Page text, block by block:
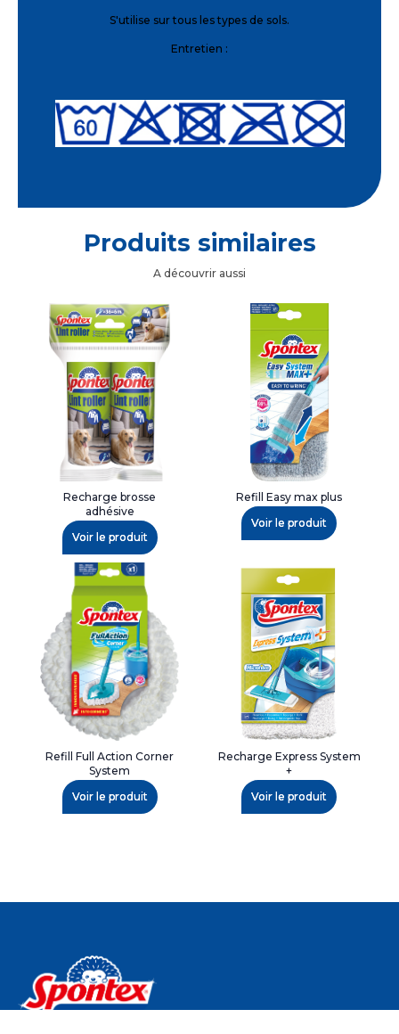
S'utilise sur tous les types de sols.
Entretien :
Produits similaires
A découvrir aussi
Recharge brosse
adhésive
Voir le produit
Refill Easy max plus
Voir le produit
Refill Full Action Corner
System
Voir le produit
Recharge Express System
+
Voir le produit